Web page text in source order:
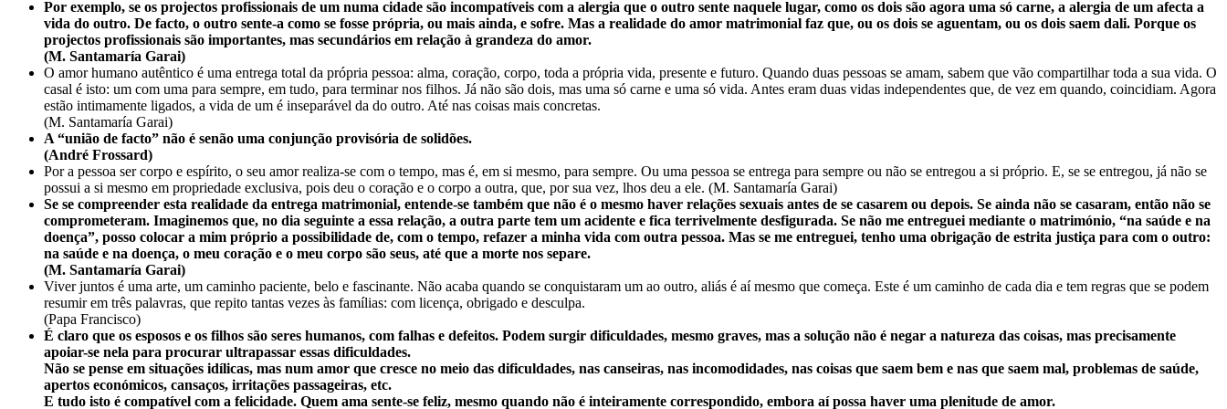
Por exemplo, se os projectos profissionais de um numa cidade são incompatíveis com a alergia que o outro sente naquele lugar, como os dois são agora uma só carne, a alergia de um afecta a
vida do outro. De facto, o outro sente-a como se fosse própria, ou mais ainda, e sofre. Mas a realidade do amor matrimonial faz que, ou os dois se aguentam, ou os dois saem dali. Porque os
projectos profissionais são importantes, mas secundários em relação à grandeza do amor.
(M. Santamaría Garai)
O amor humano autêntico é uma entrega total da própria pessoa: alma, coração, corpo, toda a própria vida, presente e futuro. Quando duas pessoas se amam, sabem que vão compartilhar toda a sua vida. O
casal é isto: um com uma para sempre, em tudo, para terminar nos filhos. Já não são dois, mas uma só carne e uma só vida. Antes eram duas vidas independentes que, de vez em quando, coincidiam. Agora
estão intimamente ligados, a vida de um é inseparável da do outro. Até nas coisas mais concretas.
(M. Santamaría Garai)
A “união de facto” não é senão uma conjunção provisória de solidões.
(André Frossard)
Por a pessoa ser corpo e espírito, o seu amor realiza-se com o tempo, mas é, em si mesmo, para sempre. Ou uma pessoa se entrega para sempre ou não se entregou a si próprio. E, se se entregou, já não se
possui a si mesmo em propriedade exclusiva, pois deu o coração e o corpo a outra, que, por sua vez, lhos deu a ele. (M. Santamaría Garai)
Se se compreender esta realidade da entrega matrimonial, entende-se também que não é o mesmo haver relações sexuais antes de se casarem ou depois. Se ainda não se casaram, então não se
comprometeram. Imaginemos que, no dia seguinte a essa relação, a outra parte tem um acidente e fica terrivelmente desfigurada. Se não me entreguei mediante o matrimónio, “na saúde e na
doença”, posso colocar a mim próprio a possibilidade de, com o tempo, refazer a minha vida com outra pessoa. Mas se me entreguei, tenho uma obrigação de estrita justiça para com o outro:
na saúde e na doença, o meu coração e o meu corpo são seus, até que a morte nos separe.
(M. Santamaría Garai)
Viver juntos é uma arte, um caminho paciente, belo e fascinante. Não acaba quando se conquistaram um ao outro, aliás é aí mesmo que começa. Este é um caminho de cada dia e tem regras que se podem
resumir em três palavras, que repito tantas vezes às famílias: com licença, obrigado e desculpa.
(Papa Francisco)
É claro que os esposos e os filhos são seres humanos, com falhas e defeitos. Podem surgir dificuldades, mesmo graves, mas a solução não é negar a natureza das coisas, mas precisamente
apoiar-se nela para procurar ultrapassar essas dificuldades.
Não se pense em situações idílicas, mas num amor que cresce no meio das dificuldades, nas canseiras, nas incomodidades, nas coisas que saem bem e nas que saem mal, problemas de saúde,
apertos económicos, cansaços, irritações passageiras, etc.
E tudo isto é compatível com a felicidade. Quem ama sente-se feliz, mesmo quando não é inteiramente correspondido, embora aí possa haver uma plenitude de amor.